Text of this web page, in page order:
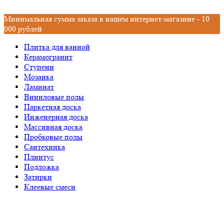
Минимальная сумма заказа в нашем интернет-магазине - 10
000 рублей
Плитка для ванной
Керамогранит
Ступени
Мозаика
Ламинат
Виниловые полы
Паркетная доска
Инженерная доска
Массивная доска
Пробковые полы
Сантехника
Плинтус
Подложка
Затирки
Клеевые смеси